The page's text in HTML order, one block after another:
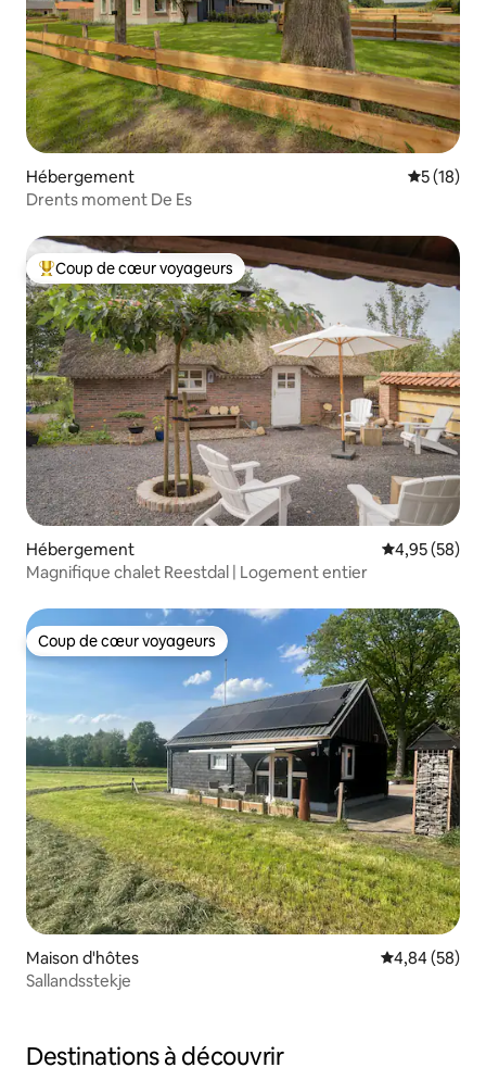
Hébergement
5 (18)
Drents moment De Es
Coups de cœur voyageurs les plus appréciés
Coup de cœur voyageurs
Hébergement Évaluation
4,95 (58)
Magnifique chalet Reestdal | Logement entier
Coup de cœur voyageurs
Coup de cœur voyageurs
Maison d'hôtes Évaluation
4,84 (58)
Sallandsstekje
Destinations à découvrir